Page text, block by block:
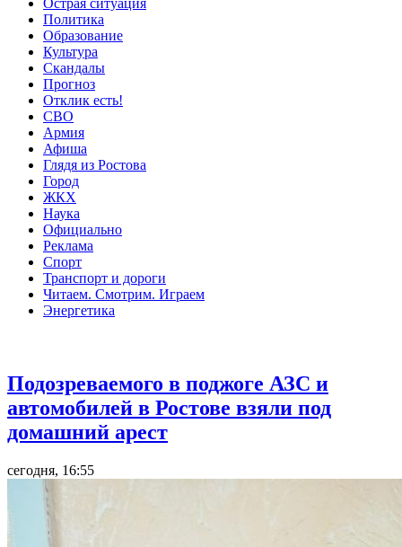
Острая ситуация
Политика
Образование
Культура
Скандалы
Прогноз
Отклик есть!
СВО
Армия
Афиша
Глядя из Ростова
Город
ЖКХ
Наука
Официально
Реклама
Спорт
Транспорт и дороги
Читаем. Смотрим. Играем
Энергетика
Подозреваемого в поджоге АЗС и
автомобилей в Ростове взяли под
домашний арест
сегодня, 16:55